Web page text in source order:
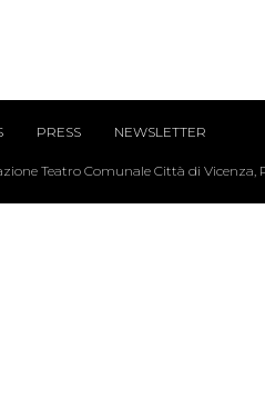
PRESS NEWSLETTER
Teatro Comunale Città di Vicenza,